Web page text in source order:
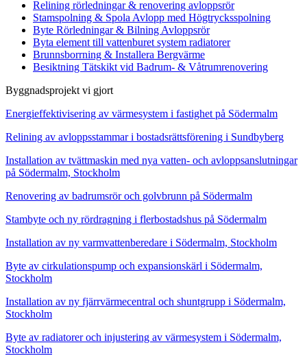
Relining rörledningar & renovering avloppsrör
Stamspolning & Spola Avlopp med Högtrycksspolning
Byte Rörledningar & Bilning Avloppsrör
Byta element till vattenburet system radiatorer
Brunnsborrning & Installera Bergvärme
Besiktning Tätskikt vid Badrum- & Våtrumrenovering
Byggnadsprojekt vi gjort
Energieffektivisering av värmesystem i fastighet på Södermalm
Relining av avloppsstammar i bostadsrättsförening i Sundbyberg
Installation av tvättmaskin med nya vatten- och avloppsanslutningar
på Södermalm, Stockholm
Renovering av badrumsrör och golvbrunn på Södermalm
Stambyte och ny rördragning i flerbostadshus på Södermalm
Installation av ny varmvattenberedare i Södermalm, Stockholm
Byte av cirkulationspump och expansionskärl i Södermalm,
Stockholm
Installation av ny fjärrvärmecentral och shuntgrupp i Södermalm,
Stockholm
Byte av radiatorer och injustering av värmesystem i Södermalm,
Stockholm